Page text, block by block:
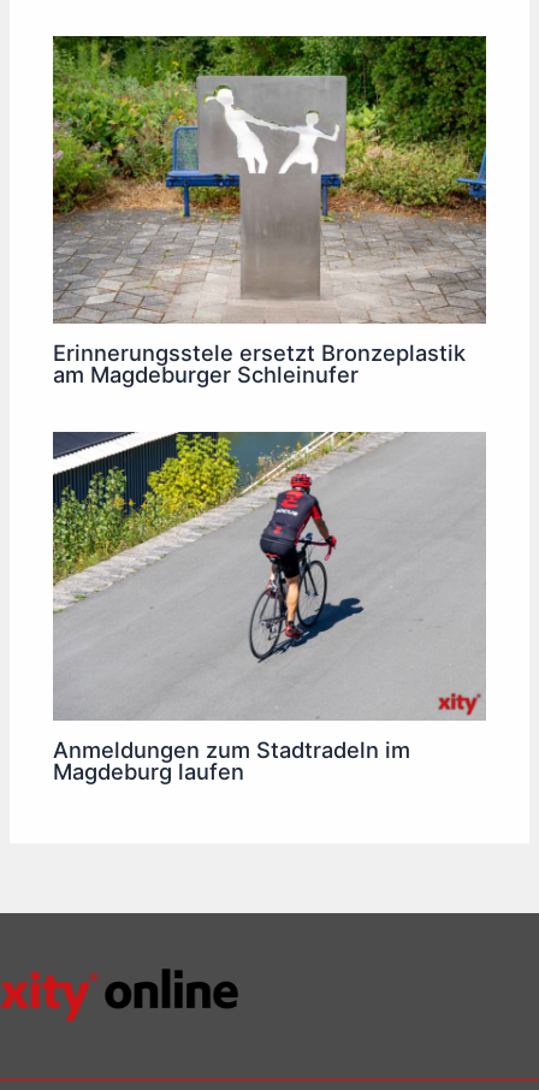
Erinnerungsstele ersetzt Bronzeplastik
am Magdeburger Schleinufer
Anmeldungen zum Stadtradeln im
Magdeburg laufen